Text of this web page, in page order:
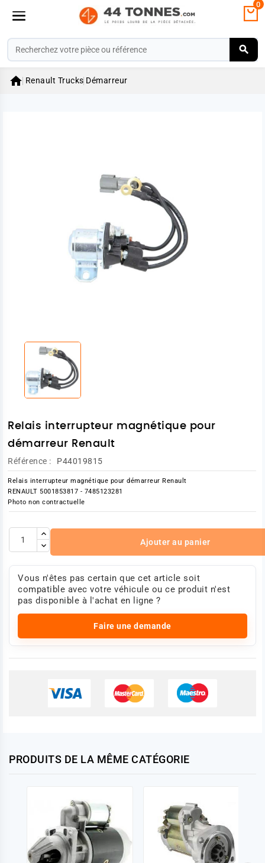
0
 Renault Trucks Démarreur
Relais interrupteur magnétique pour
démarreur Renault
Référence : P44019815
Relais interrupteur magnétique pour démarreur Renault
RENAULT 5001853817 - 7485123281
Photo non contractuelle
Ajouter au panier
Vous n'êtes pas certain que cet article soit
compatible avec votre véhicule ou ce produit n'est
pas disponible à l'achat en ligne ?
Faire une demande
PRODUITS DE LA MÊME CATÉGORIE